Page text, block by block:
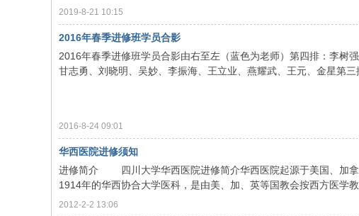
2019-8-21 10:15
2016年春季进修班学员合影
2016年春季进修班学员合影由右至左（蓝色为老师）第四排：李树
甘志勇、刘晓明、吴妙、李振海、王立业、燕耀武、王元、金星第三
2016-8-24 09:01
华西医院进修须知
进修简介 四川大学华西医院进修简介华西医院起源于美国、加拿
1914年的华西协合大学医科，是由美、加、英等国教会按西方医学教
2012-2-2 13:06